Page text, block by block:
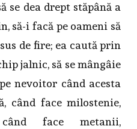
se dea drept stăpână a
să-i facă pe oameni să
de fire; ea caută prin
jalnic, să se mângâie
nevoitor când acesta
când face milostenie,
când face metanii,